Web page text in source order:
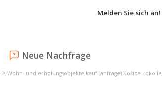
Melden Sie sich an!
Neue Nachfrage
> Wohn- und erholungsobjekte kauf (anfrage) Košice - okolie